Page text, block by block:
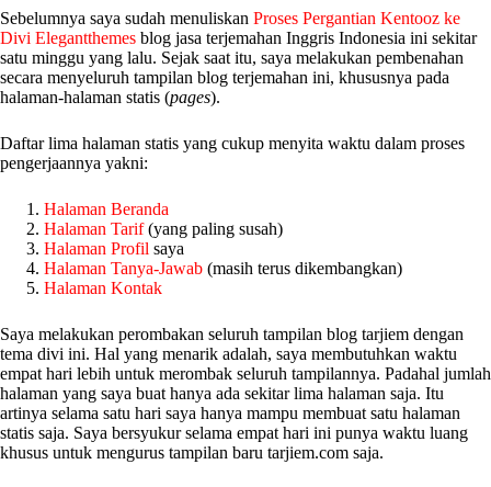
Sebelumnya saya sudah menuliskan Proses Pergantian Kentooz ke
Divi Elegantthemes blog jasa terjemahan Inggris Indonesia ini sekitar
satu minggu yang lalu. Sejak saat itu, saya melakukan pembenahan
secara menyeluruh tampilan blog terjemahan ini, khususnya pada
halaman-halaman statis (pages).
Daftar lima halaman statis yang cukup menyita waktu dalam proses
pengerjaannya yakni:
Halaman Beranda
Halaman Tarif(yang paling susah)
Halaman Profil saya
Halaman Tanya-Jawab (masih terus dikembangkan)
Halaman Kontak
Saya melakukan perombakan seluruh tampilan blog tarjiem dengan
tema divi ini. Hal yang menarik adalah, saya membutuhkan waktu
empat hari lebih untuk merombak seluruh tampilannya. Padahal jumlah
halaman yang saya buat hanya ada sekitar lima halaman saja. Itu
artinya selama satu hari saya hanya mampu membuat satu halaman
statis saja. Saya bersyukur selama empat hari ini punya waktu luang
khusus untuk mengurus tampilan baru tarjiem.com saja.